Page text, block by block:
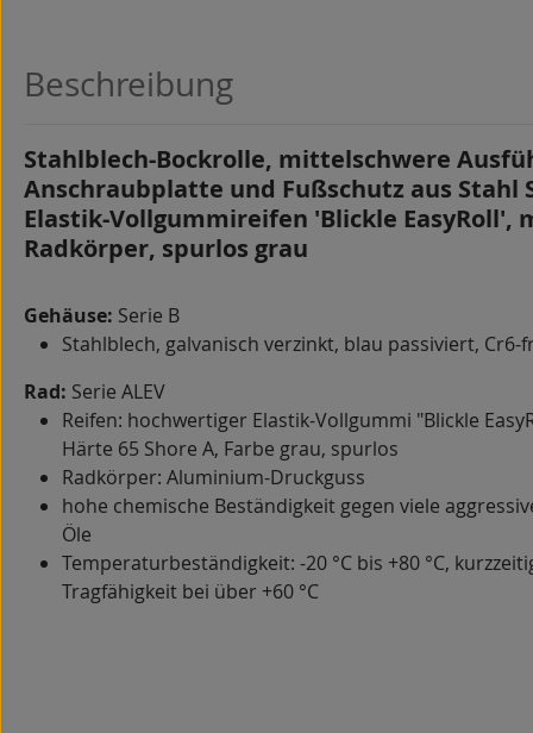
Beschreibung
Stahlblech-Bockrolle, mittelschwere
Anschraubplatte und Fußschutz aus Stahl
Elastik-Vollgummireifen 'Blickle EasyRoll',
Radkörper, spurlos grau
Gehäuse: Serie B
Stahlblech, galvanisch verzinkt, blau passiviert, Cr6-
Rad: Serie ALEV
Reifen: hochwertiger Elastik-Vollgummi "Blickle
Härte 65 Shore A, Farbe grau, spurlos
Radkörper: Aluminium-Druckguss
hohe chemische Beständigkeit gegen viele
Öle
Temperaturbeständigkeit: -20 °C bis +80 °C,
Tragfähigkeit bei über +60 °C